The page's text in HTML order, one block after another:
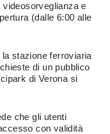
e
(dalle 6:00 alle
stazione ferroviaria
di un pubblico
di Verona si
che gli utenti
con validità